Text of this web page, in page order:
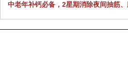
中老年补钙必备，2星期消除夜间抽筋